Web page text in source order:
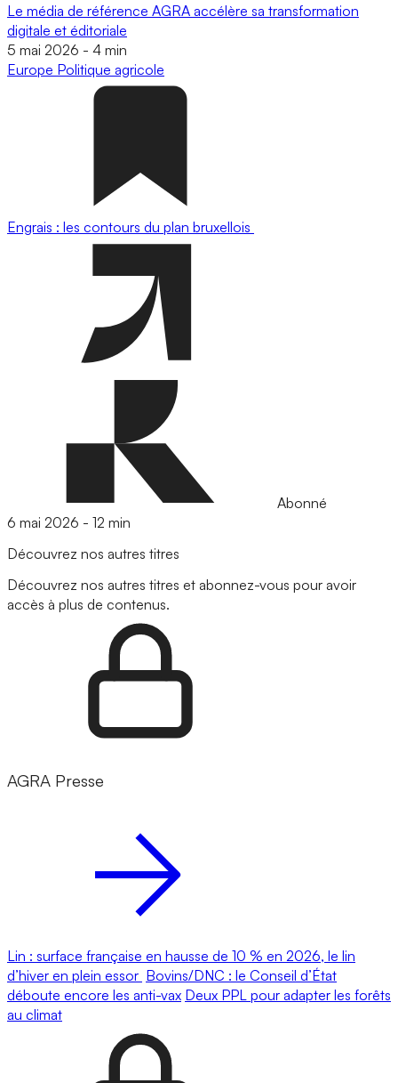
Le média de référence AGRA accélère sa transformation
digitale et éditoriale
5 mai 2026 - 4 min
Europe Politique agricole
Engrais : les contours du plan bruxellois
Abonné
6 mai 2026 - 12 min
Découvrez nos autres titres
Découvrez nos autres titres et abonnez-vous pour avoir
accès à plus de contenus.
AGRA Presse
Lin : surface française en hausse de 10 % en 2026, le lin
d’hiver en plein essor Bovins/DNC : le Conseil d’État
déboute encore les anti-vax Deux PPL pour adapter les forêts
au climat